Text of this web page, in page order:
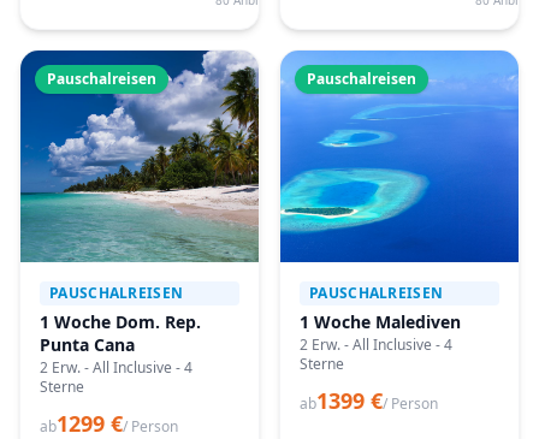
Pauschalreisen
PAUSCHALREISEN
1 Woche Dom. Rep.
Punta Cana
2 Erw. - All Inclusive - 4
Sterne
ab1299 €/ Person
Pauschalreisen
PAUSCHALREISEN
1 Woche Malediven
2 Erw. - All Inclusive - 4
Sterne
ab1399 €/ Person